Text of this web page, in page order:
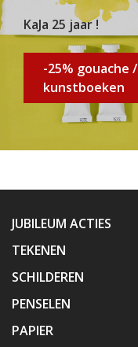
KaJa 25 jaar !
-25% gouache
kunstboeken
JUBILEUM ACTIES
TEKENEN
SCHILDEREN
PENSELEN
PAPIER